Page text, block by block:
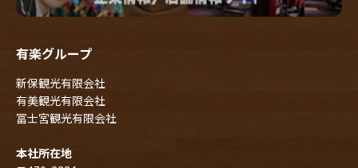
有楽グループ
新保観光有限会社
有美観光有限会社
冨士宮観光有限会社
本社所在地